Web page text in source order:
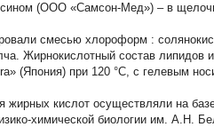
(ООО «Самсон-Мед») – в
смесью хлороформ :
Жирнокислотный состав липидов
(Япония) при 120 °С, с гелевым
жирных кислот осуществляли на
химической биологии им. А.Н.